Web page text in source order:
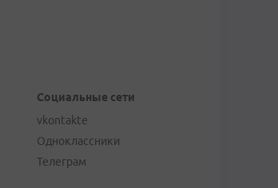
Социальные сети
vkontakte
Одноклассники
Телеграм